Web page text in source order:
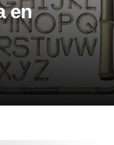
en